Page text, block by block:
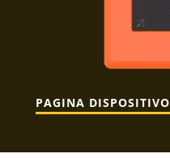
PAGINA DISPOSITIVO